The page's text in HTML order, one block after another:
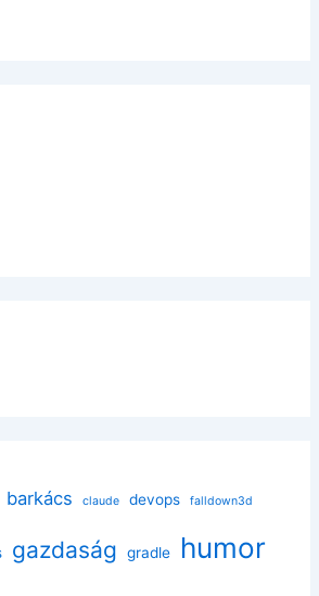
barkács claude devops falldown3d
gazdaság gradle humor